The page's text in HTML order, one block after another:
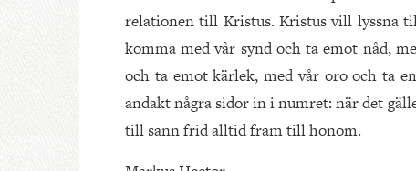
relationen till Kristus. Kristus vill lyssna
komma med vår synd och ta emot nåd,
och ta emot kärlek, med vår oro och ta
andakt några sidor in i numret: när det
till sann frid alltid fram till honom.